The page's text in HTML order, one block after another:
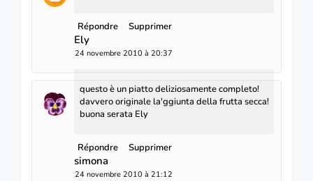
Répondre Supprimer
Ely
24 novembre 2010 à 20:37
questo è un piatto deliziosamente completo!
davvero originale la'ggiunta della frutta secca!
buona serata Ely
Répondre Supprimer
simona
24 novembre 2010 à 21:12